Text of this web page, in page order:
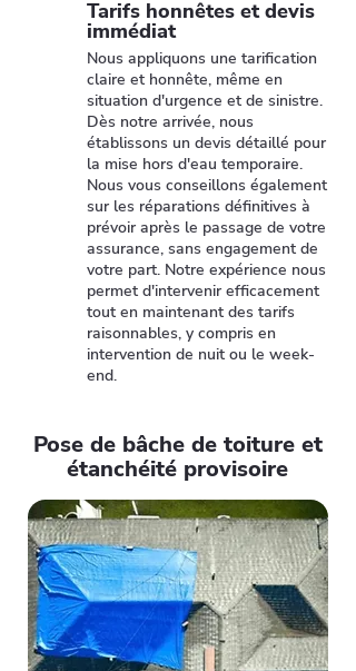
Tarifs honnêtes et devis
immédiat
Nous appliquons une tarification
claire et honnête, même en
situation d'urgence et de sinistre.
Dès notre arrivée, nous
établissons un devis détaillé pour
la mise hors d'eau temporaire.
Nous vous conseillons également
sur les réparations définitives à
prévoir après le passage de votre
assurance, sans engagement de
votre part. Notre expérience nous
permet d'intervenir efficacement
tout en maintenant des tarifs
raisonnables, y compris en
intervention de nuit ou le week-
end.
Pose de bâche de toiture et
étanchéité provisoire